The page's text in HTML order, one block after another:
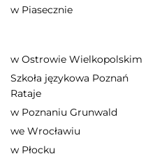
w Piasecznie
w Ostrowie Wielkopolskim
Szkoła językowa Poznań
Rataje
w Poznaniu Grunwald
we Wrocławiu
w Płocku